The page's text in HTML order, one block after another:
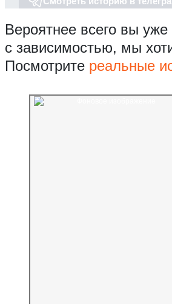
Вероятнее всего вы
с зависимостью, мы
Посмотрите реальные